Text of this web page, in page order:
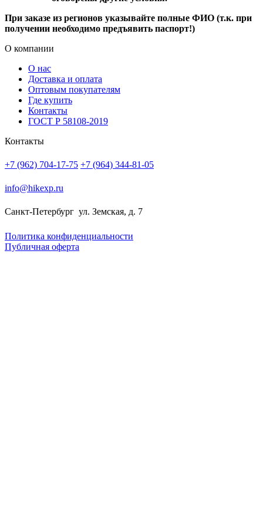
При заказе из регионов указывайте полные ФИО (т.к. при
получении необходимо предъявить паспорт!)
О компании
О нас
Доставка и оплата
Оптовым покупателям
Где купить
Контакты
ГОСТ Р 58108-2019
Контакты
+7 (962) 704-17-75 +7 (964) 344-81-05
info@hikexp.ru
Санкт-Петербург ул. Земская, д. 7
Политика конфиденциальности
Публичная оферта